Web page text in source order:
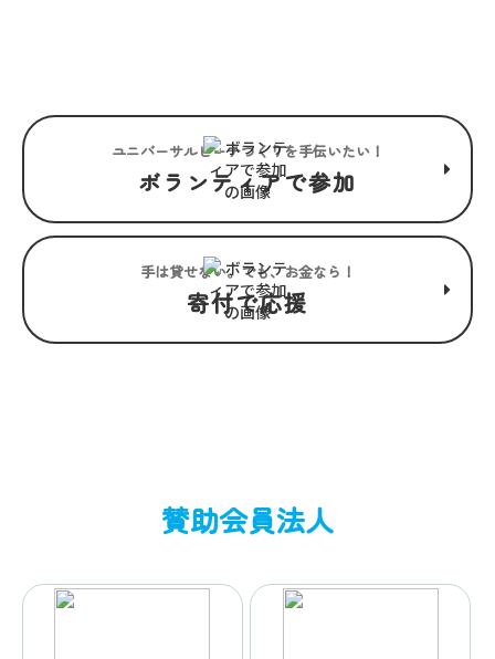
ユニバーサルビーチつくりを手伝いたい！
ボランティアで参加
手は貸せない。でも、お金なら！
寄付で応援
賛助会員法人